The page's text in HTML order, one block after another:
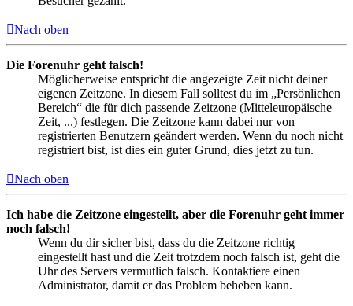
Nach oben
Die Forenuhr geht falsch!
Möglicherweise entspricht die angezeigte Zeit nicht deiner
eigenen Zeitzone. In diesem Fall solltest du im „Persönlichen
Bereich“ die für dich passende Zeitzone (Mitteleuropäische
Zeit, ...) festlegen. Die Zeitzone kann dabei nur von
registrierten Benutzern geändert werden. Wenn du noch nicht
registriert bist, ist dies ein guter Grund, dies jetzt zu tun.
Nach oben
Ich habe die Zeitzone eingestellt, aber die Forenuhr geht immer
noch falsch!
Wenn du dir sicher bist, dass du die Zeitzone richtig
eingestellt hast und die Zeit trotzdem noch falsch ist, geht die
Uhr des Servers vermutlich falsch. Kontaktiere einen
Administrator, damit er das Problem beheben kann.